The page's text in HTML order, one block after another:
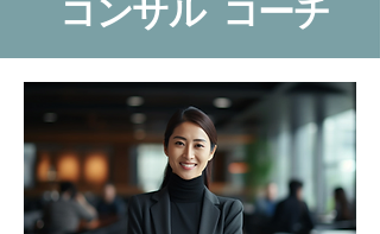
コンサル コーチ